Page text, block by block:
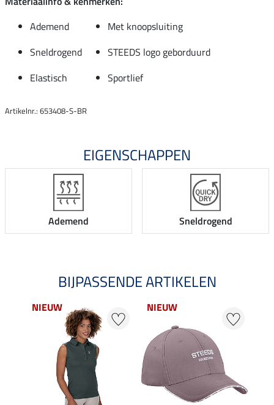
Ademend
Met knoopsluiting
Sneldrogend
STEEDS logo geborduurd
Elastisch
Sportlief
Artikelnr.: 653408-S-BR
EIGENSCHAPPEN
Ademend Sneldrogend
BIJPASSENDE ARTIKELEN
NIEUW NIEUW